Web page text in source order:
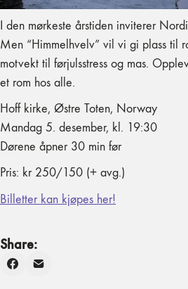
I den mørkeste årstiden inviterer
Men “Himmelhvelv” vil vi gi plass til
motvekt til førjulsstress og mas.
et rom hos alle.
Hoff kirke, Østre Toten, Norway
Mandag 5. desember, kl. 19:30
Dørene åpner 30 min før
Pris: kr 250/150 (+ avg.)
Billetter kan kjøpes her!
Share: